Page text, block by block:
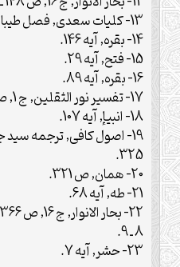
13- كليات سعدى, فصل طيبات, ص 533 ـ 532.
14- بقره, آيه 146.
15- فتح, آيه 29.
16- بقره, آيه 89.
17- تفسير نور الثقلين, ج 1, ص 138 و ج 5, ص 77.
18- انبيإ, آيه 107.
325.
20- همان, ص 321.
21- طه, آيه 68.
8 ـ 9.
23- حشر, آيه 7.